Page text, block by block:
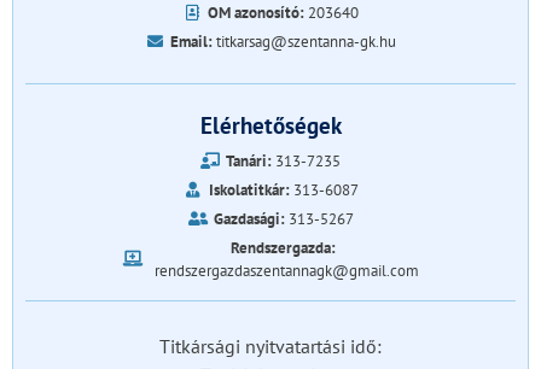
OM azonosító: 203640
Email:titkarsag@szentanna-gk.hu
Elérhetőségek
Tanári: 313-7235
Iskolatitkár:313-6087
Gazdasági:313-5267
Rendszergazda:
rendszergazdaszentannagk@gmail.com
Titkársági nyitvatartási idő: